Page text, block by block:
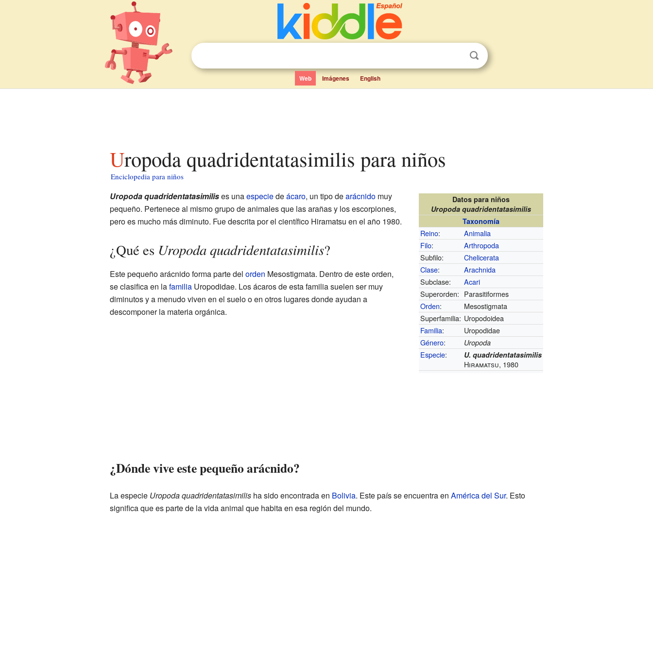
Web Imágenes English
Uropoda quadridentatasimilis para niños
Enciclopedia para niños
Datos para niños
Uropoda quadridentatasimilis
Taxonomía
Reino:
Animalia
Filo:
Arthropoda
Subfilo:
Chelicerata
Clase:
Arachnida
Subclase:
Acari
Superorden: Parasitiformes
Orden:
Mesostigmata
Superfamilia: Uropodoidea
Familia:
Uropodidae
Género: Uropoda
Especie: U. quadridentatasimilis
Hiramatsu, 1980
Uropoda quadridentatasimilises unaespeciedeácaro, un tipo dearácnidomuy
pequeño. Pertenece al mismo grupo de animales que las arañas y los escorpiones,
pero es mucho más diminuto. Fue descrita por el científico Hiramatsu en el año 1980.
¿Qué es Uropoda quadridentatasimilis?
Este pequeño arácnido forma parte del orden Mesostigmata. Dentro de este orden,
se clasifica en lafamiliaUropodidae. Los ácaros de esta familia suelen ser muy
diminutos y a menudo viven en el suelo o en otros lugares donde ayudan a
descomponer la materia orgánica.
¿Dónde vive este pequeño arácnido?
La especie Uropoda quadridentatasimilisha sido encontrada en Bolivia. Este país se encuentra en América del Sur. Esto
significa que es parte de la vida animal que habita en esa región del mundo.